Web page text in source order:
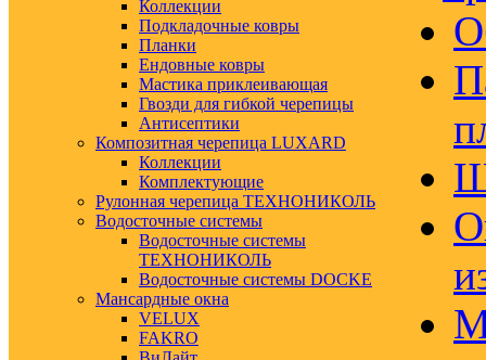
Коллекции
Подкладочные ковры
Планки
Ендовные ковры
Мастика приклеивающая
Гвозди для гибкой черепицы
Антисептики
Композитная черепица LUXARD
Коллекции
Комплектующие
Рулонная черепица ТЕХНОНИКОЛЬ
Водосточные системы
Водосточные системы
ТЕХНОНИКОЛЬ
Водосточные системы DOCKE
Мансардные окна
VELUX
FAKRO